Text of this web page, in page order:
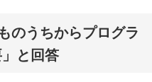
のうちからプログラ
と回答